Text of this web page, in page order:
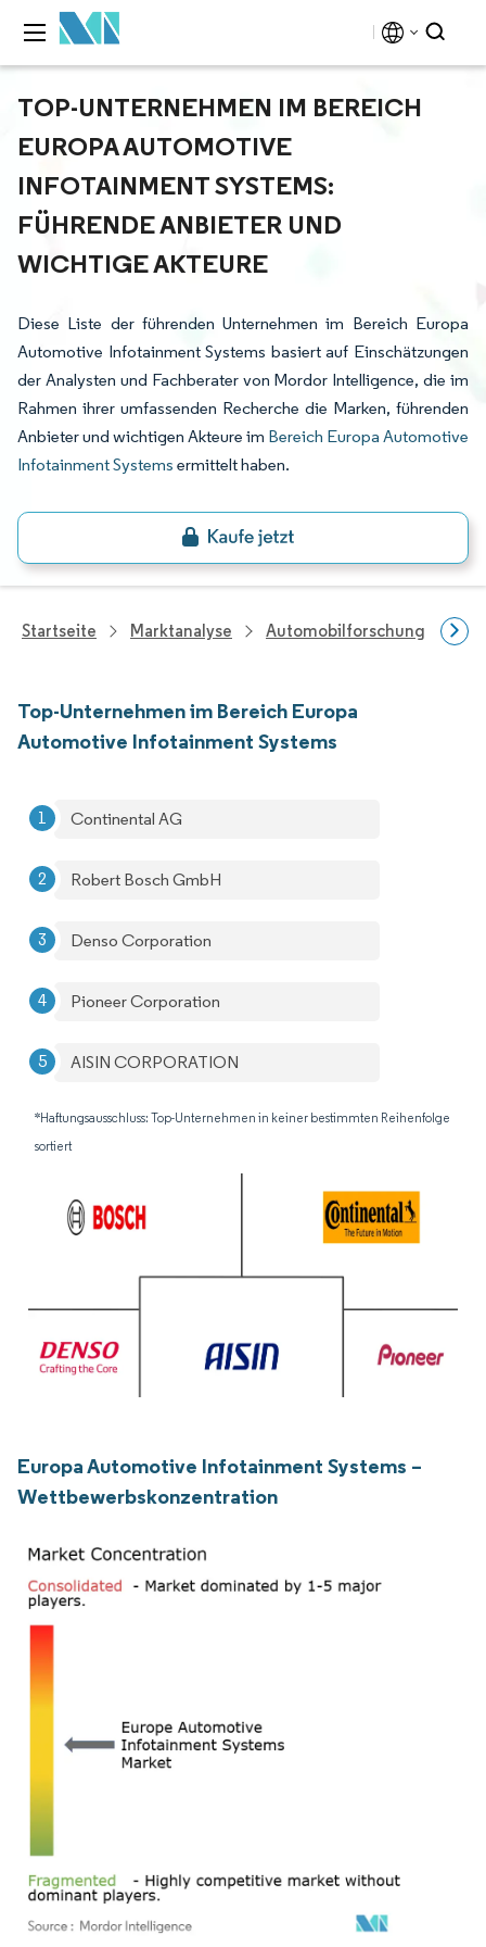
TOP-UNTERNEHMEN IM BEREICH
EUROPA AUTOMOTIVE
INFOTAINMENT SYSTEMS:
FÜHRENDE ANBIETER UND
WICHTIGE AKTEURE
Diese Liste der führenden Unternehmen im Bereich Europa
Automotive Infotainment Systems basiert auf Einschätzungen
der Analysten und Fachberater von Mordor Intelligence, die im
Rahmen ihrer umfassenden Recherche die Marken, führenden
Anbieter und wichtigen Akteure im Bereich Europa Automotive
Infotainment Systems ermittelt haben.
Startseite Marktanalyse Automobilforschung
Top-Unternehmen im Bereich Europa
Automotive Infotainment Systems
Continental AG
Robert Bosch GmbH
Denso Corporation
Pioneer Corporation
AISIN CORPORATION
*Haftungsausschluss: Top-Unternehmen in keiner bestimmten Reihenfolge
sortiert
Europa Automotive Infotainment Systems –
Wettbewerbskonzentration